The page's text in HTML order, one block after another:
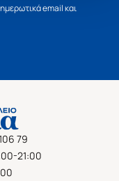
email και
79
21:00